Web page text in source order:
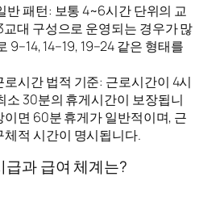
반 패턴: 보통 4~6시간 단위의 교
대 구성으로 운영되는 경우가 많
9–14, 14–19, 19–24 같은 형태를
시간 법적 기준: 근로시간이 4시
소 30분의 휴게시간이 보장됩니
이면 60분 휴게가 일반적이며, 근
체적 시간이 명시됩니다.
급과 급여 체계는?